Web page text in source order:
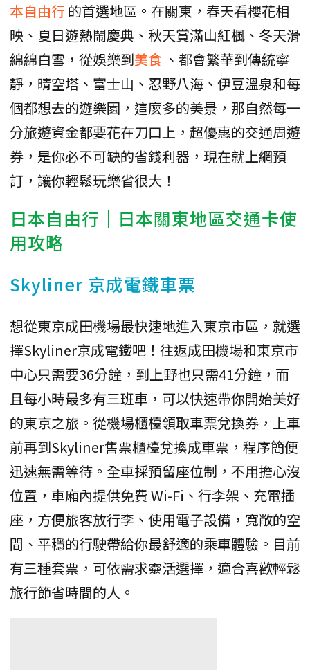
本自由行的首選地區。在關東，春天看櫻花相
映、夏日遊熱鬧慶典、秋天賞滿山紅楓、冬天滑
綿綿白雪，從娛樂到美食 、都會繁華到傳統寧
靜，晴空塔、富士山、忍野八海、伊豆溫泉和每
個都想去的遊樂園，這麼多的美景，那自然每一
分旅遊資金都要花在刀口上，超優惠的交通周遊
券，是你必不可缺的省錢利器，現在就上網預
訂，讓你輕鬆玩樂省很大！
日本自由行｜日本關東地區交通卡使
用攻略
Skyliner 京成電鐵車票
想從東京成田機場最快速地進入東京市區，就選
擇Skyliner京成電鐵吧！往返成田機場和東京市
中心只需要36分鐘，到上野也只需41分鐘，而
且每小時最多有三班車，可以快速帶你開始美好
的東京之旅。從機場櫃檯領取車票兌換券，上車
前再到Skyliner售票櫃檯兌換成車票，程序簡便
迅速無需等待。全車採預留座位制，不用擔心沒
位置，車廂內提供免費 Wi-Fi、行李架、充電插
座，方便旅客放行李、使用電子設備，寬敞的空
間、平穩的行駛帶給你最舒適的乘車體驗。目前
有三種套票，可依需求靈活選擇，適合喜歡輕鬆
旅行節省時間的人。